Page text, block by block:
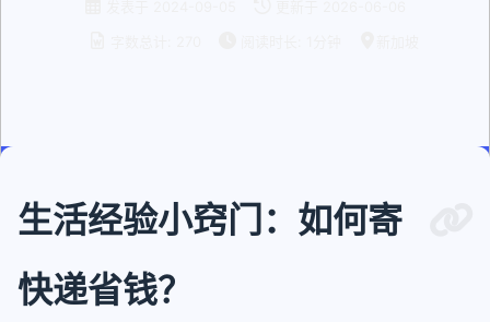
生活经验小窍门：如何寄
快递省钱？